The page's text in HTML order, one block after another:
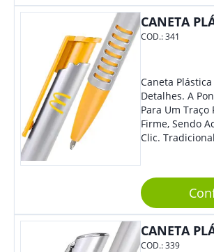
CANETA
COD.:341
Caneta
Detalhes. A
Para Um Traço
Firme, Sendo
Clic.
CANETA
COD.:339